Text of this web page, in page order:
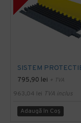
795,90 lei + TVA
963,04 lei TVA inclus
Adaugă în Coş